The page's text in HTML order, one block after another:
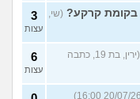
בקומת קרקע? (שי,
3
עצות
(ירין, בת 19, כתבה
6
עצות